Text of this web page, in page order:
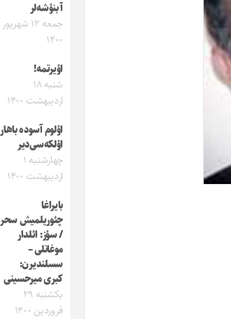
آ بنؤشه‌لر
جمعه ۱۲ شهریور
۱۴۰۰
اؤیرتمه!
شنبه ۱۸
اردیبهشت ۱۴۰۰
اؤلوم آسوده باهار
اؤلکه‌سی‌دیر
چهارشنبه ۱
اردیبهشت ۱۴۰۰
بایراغا
چئوریلمیش سحر
/ سؤز: ائلدار
موغانلی –
سسلندیرن:
کبری میرحسینی
یکشنبه ۲۹
فروردین ۱۴۰۰